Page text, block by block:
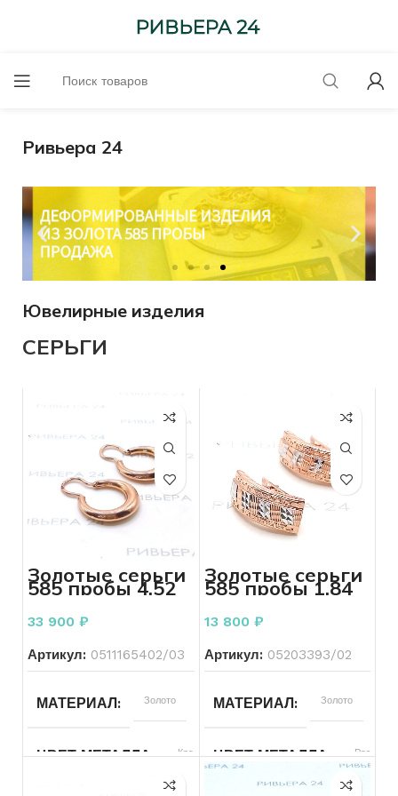
Ривьера 24
до 6300-585 проба
Ювелирные изделия
СЕРЬГИ
Золотые серьги
585 пробы 4.52
грамма
33 900 ₽
Артикул: 0511165402/03
МАТЕРИАЛ Золото
ЦВЕТ МЕТАЛЛА Красный
Золотые серьги
585 пробы 1.84
грамма
13 800 ₽
Артикул: 05203393/02
МАТЕРИАЛ Золото
ЦВЕТ МЕТАЛЛА